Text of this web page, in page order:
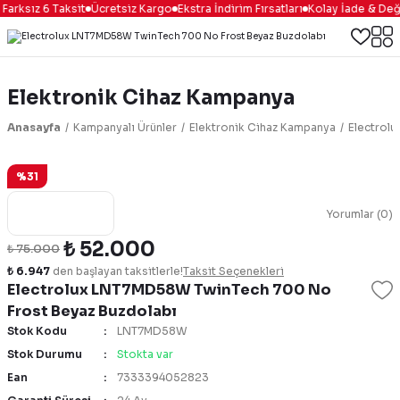
6 Taksit Ücretsiz Kargo Ekstra İndirim Fırsatları Kolay İade &
Elektronik Cihaz Kampanya
Anasayfa Kampanyalı Ürünler Elektronik Cihaz Kampanya
%31
Yorumlar (0)
Electrolux LNT7MD58W TwinTech 700 No
Frost Beyaz Buzdolabı
₺ 75.000 ₺ 52.000
₺ 6.947 den başlayan taksitlerle!Taksit Seçenekleri
Stok Kodu
LNT7MD58W
Stok Durumu
Stokta var
Ean
7333394052823